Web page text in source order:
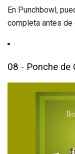
En Punchbowl,
completa antes de
08 - Ponche de